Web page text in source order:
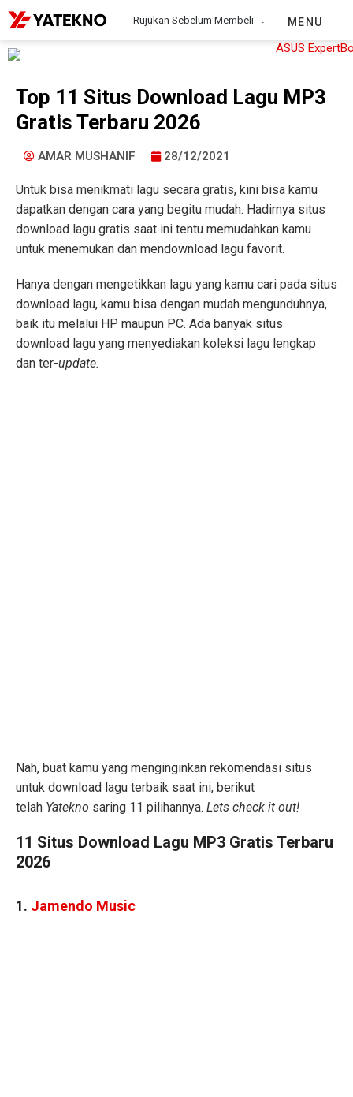
Rujukan Sebelum Membeli MENU
Top 11 Situs Download Lagu MP3
Gratis Terbaru 2026
AMAR MUSHANIF 28/12/2021
Untuk bisa menikmati lagu secara gratis, kini bisa kamu
dapatkan dengan cara yang begitu mudah. Hadirnya situs
download lagu gratis saat ini tentu memudahkan kamu
untuk menemukan dan mendownload lagu favorit.
Hanya dengan mengetikkan lagu yang kamu cari pada situs
download lagu, kamu bisa dengan mudah mengunduhnya,
baik itu melalui HP maupun PC. Ada banyak situs
download lagu yang menyediakan koleksi lagu lengkap
dan ter-update.
Nah, buat kamu yang menginginkan rekomendasi situs
untuk download lagu terbaik saat ini, berikut
telah Yatekno saring 11 pilihannya. Lets check it out!
11 Situs Download Lagu MP3 Gratis Terbaru
2026
1. Jamendo Music